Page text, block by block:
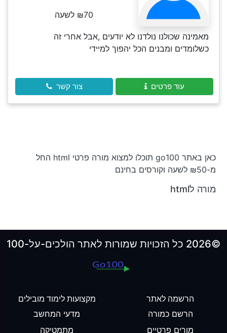
₪70 לשעה
מאמינה שכולנו נולדנו לא יודעים ,אבל אחרי זה
כשלומדים ומבנים הכל יהפוך למיידי
עוד פרטים צור קשר
כאן באתר go100 תוכלו למצוא מורה פרטי html החל
מ-₪50 לשעה וקורסים בחינם
מורה לhtml
©2026 כל הזכויות שמורות לאתר הולכים-על-100
הרשמה לאתר
הרשם כמורה
מורים פרטיים
מקצועות לימוד מובילים
מדעי המחשב
מתמטיקה